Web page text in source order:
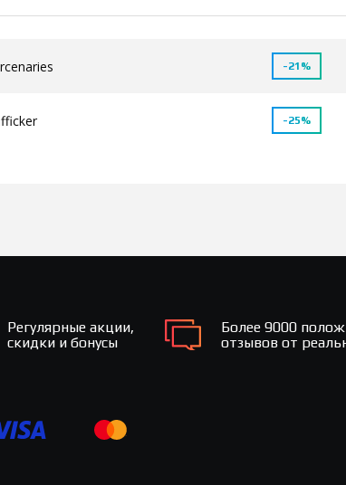
-21%
-25%
Регулярные акции,
скидки и бонусы
Более 9000
отзывов от